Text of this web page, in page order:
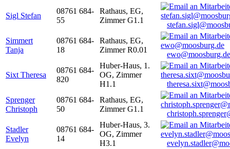
Sigl Stefan
08761 684-
55
Rathaus, EG,
Zimmer G1.1
Simmert
Tanja
08761 684-
18
Rathaus, EG,
Zimmer R0.01
ewo@moosburg.de
Sixt Theresa
08761 684-
820
Huber-Haus, 1.
OG, Zimmer
H1.1
Sprenger
Christoph
08761 684-
50
Rathaus, EG,
Zimmer G1.1
Stadler
Evelyn
08761 684-
14
Huber-Haus, 3.
OG, Zimmer
H3.1